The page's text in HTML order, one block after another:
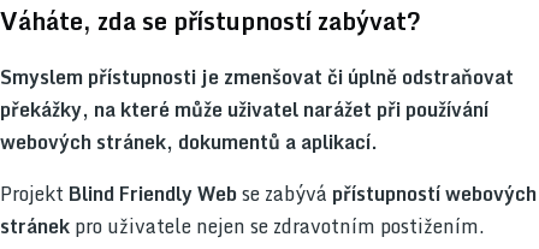
Váháte, zda se přístupností zabývat?
Smyslem přístupnosti je zmenšovat či úplně odstraňovat
překážky, na které může uživatel narážet při používání
webových stránek, dokumentů a aplikací.
Projekt Blind Friendly Webse zabývá přístupností webových
stránekpro uživatele nejen se zdravotním postižením.